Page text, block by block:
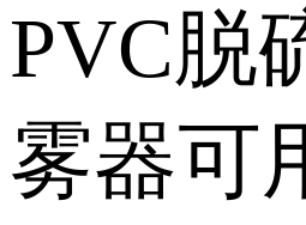
PVC脱
雾器可